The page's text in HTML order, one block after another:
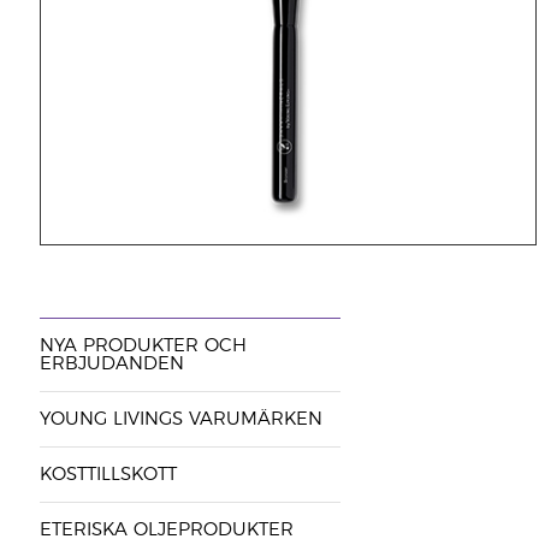
NYA PRODUKTER OCH
ERBJUDANDEN
YOUNG LIVINGS VARUMÄRKEN
KOSTTILLSKOTT
ETERISKA OLJEPRODUKTER